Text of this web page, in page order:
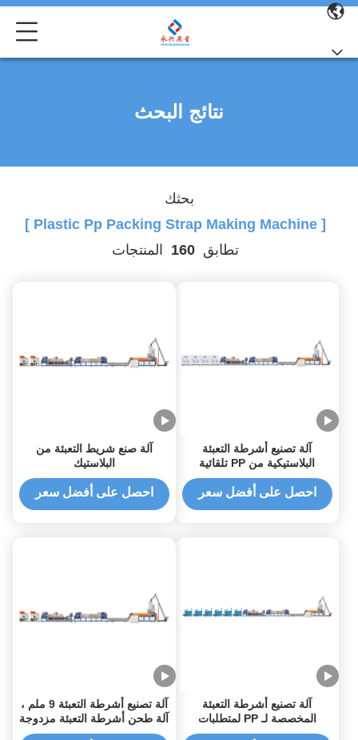
نتائج البحث
بحثك
[ Plastic Pp Packing Strap Making Machine ]
تطابق160 المنتجات
آلة تصنيع أشرطة التعبئة
البلاستيكية من PP تلقائية
بالكامل 90-600 كيلوغرام /
ساعة
احصل على أفضل سعر
آلة صنع شريط التعبئة من
البلاستيك
احصل على أفضل سعر
آلة تصنيع أشرطة التعبئة
المخصصة لـ PP لمتطلبات
العملاء
آلة تصنيع أشرطة التعبئة 9 ملم ،
آلة طحن أشرطة التعبئة مزدوجة